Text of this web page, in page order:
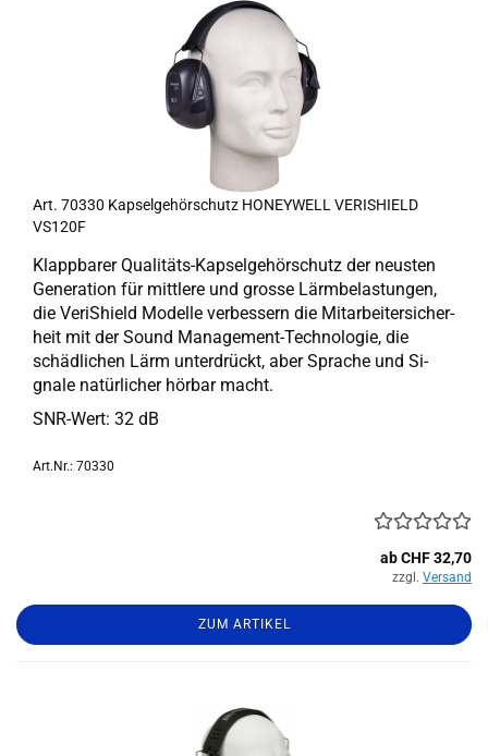
Art. 70330 Kap­sel­ge­hör­schutz HO­NEY­WELL VE­RIS­HIELD
VS120F
Klapp­ba­rer Qualitäts-​Kapselgehörschutz der neus­ten
Ge­nera­ti­on für mitt­le­re und gros­se Lärm­be­las­tun­gen,
die Ve­riS­hield Mo­del­le ver­bes­sern die Mit­ar­bei­ter­si­cher­
heit mit der Sound Management-​Technologie, die
schäd­li­chen Lärm un­ter­drückt, aber Spra­che und Si­
gna­le na­tür­li­cher hör­bar macht.
SNR-​Wert: 32 dB
Art.Nr.: 70330
ab CHF 32,70
zzgl. Versand
ZUM ARTIKEL